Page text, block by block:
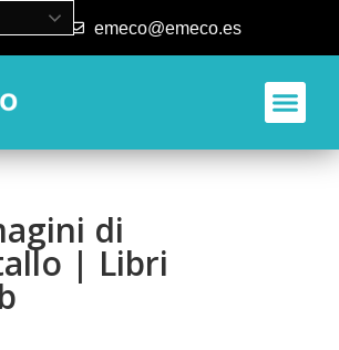
50 80 emeco@emeco.es
di
| Libri